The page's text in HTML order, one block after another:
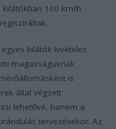
100 km/h
kilátók kivételes
magasságuknak
is
által végzett
lehetővé, hanem a
tervezésekor. Az